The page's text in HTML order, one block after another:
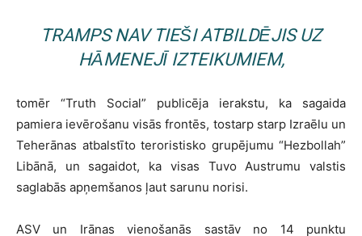
TRAMPS NAV TIEŠI ATBILDĒJIS UZ
HĀMENEJĪ IZTEIKUMIEM,
tomēr “Truth Social” publicēja ierakstu, ka sagaida
pamiera ievērošanu visās frontēs, tostarp starp Izraēlu un
Teherānas atbalstīto teroristisko grupējumu “Hezbollah”
Libānā, un sagaidot, ka visas Tuvo Austrumu valstis
saglabās apņemšanos ļaut sarunu norisi.
ASV un Irānas vienošanās sastāv no 14 punktu